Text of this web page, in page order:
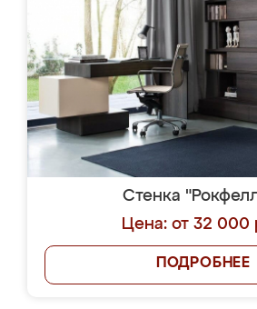
Стенка
Цена: от 32 000
ПОДРОБНЕЕ